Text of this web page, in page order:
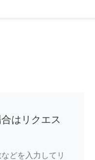
はリクエス
どを入力してリ